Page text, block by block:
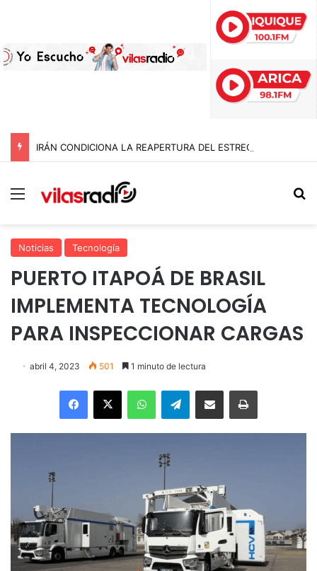
Menú
Noticias Tecnología
PUERTO ITAPOÁ DE BRASIL
IMPLEMENTA TECNOLOGÍA
PARA INSPECCIONAR CARGAS
abril 4, 2023 501 1 minuto de lectura
Facebook
X WhatsAppTelegramEnviar vía email Imprimir